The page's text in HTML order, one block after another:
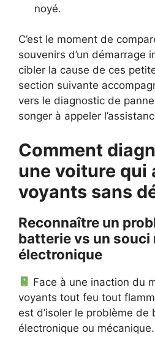
noyé.
C’est le moment de
souvenirs d’un démarrage
cibler la cause de ces
section suivante
vers le diagnostic de
songer à appeler
Comment
une voiture qui
voyants sans
Reconnaître un
batterie vs un souci
électronique
Face à une inaction du
voyants tout feu tout
est d’isoler le problème de
électronique ou mécanique.